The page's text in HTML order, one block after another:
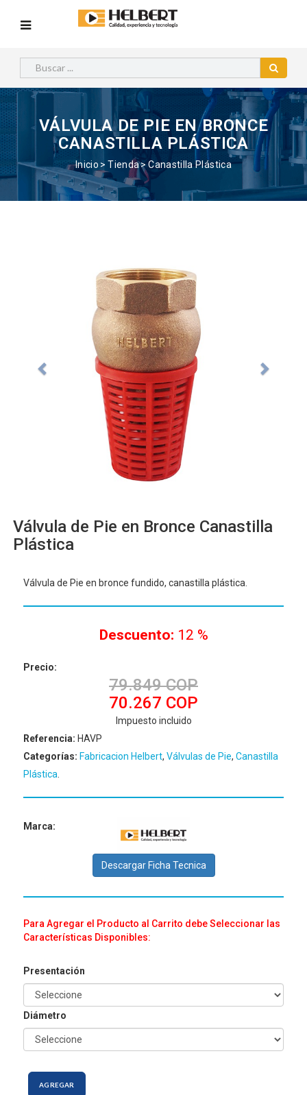
VÁLVULA DE PIE EN BRONCE
CANASTILLA PLÁSTICA
Inicio Tienda Canastilla Plástica
Válvula de Pie en Bronce Canastilla
Plástica
Válvula de Pie en bronce fundido, canastilla plástica.
Descuento: 12 %
Precio:
79.849 COP
70.267 COP
Impuesto incluido
Referencia: HAVP
Categorías: Fabricacion Helbert,Válvulas de Pie,Canastilla
Plástica
Marca:
Descargar Ficha Tecnica
Para Agregar el Producto al Carrito debe Seleccionar las
Características Disponibles:
Presentación
Diámetro
AGREGAR